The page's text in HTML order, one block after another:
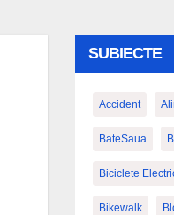
SUBIECTE
Accident
BateSaua
Biciclete
Bikewalk